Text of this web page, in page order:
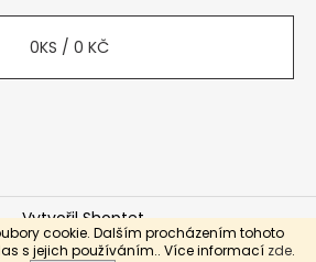
cookie. Dalším procházením tohoto
s jejich používáním.. Více informací zde.
0KS / 0 KČ
Vytvořil Shoptet
Shop. Všechna práva